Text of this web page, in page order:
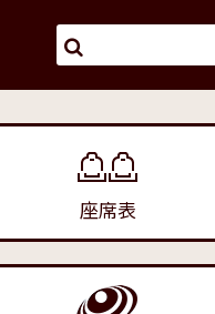
座席表